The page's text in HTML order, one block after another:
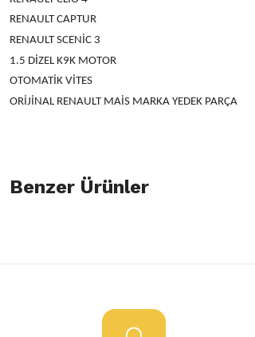
RENAULT CAPTUR
RENAULT SCENİC 3
1.5 DİZEL K9K MOTOR
OTOMATİK VİTES
ORİJİNAL RENAULT MAİS MARKA YEDEK PARÇA
öneri formunu kullanarak tarafımıza iletebilirsiniz.
Ürün açıklamasında eksik bilgiler bulunuyor.
Ürün fiyatı diğer sitelerden daha pahalı.
Benzer Ürünler